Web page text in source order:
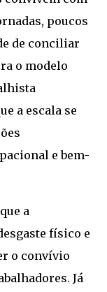
poucos
de conciliar
o modelo
a escala se
e bem-
a
físico e
o convívio
Já